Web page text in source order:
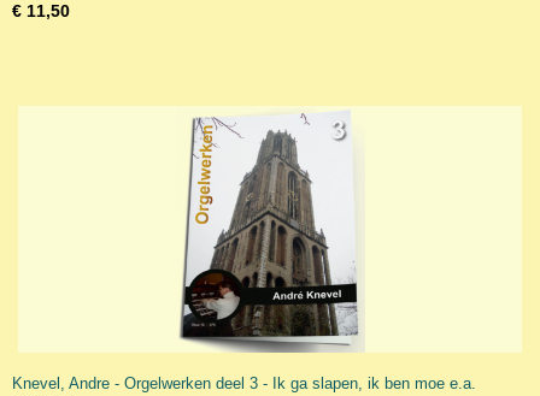
€ 11,50
Knevel, Andre - Orgelwerken deel 3 - Ik ga slapen, ik ben moe e.a.